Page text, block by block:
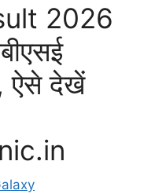
2026
ऐसे देखें